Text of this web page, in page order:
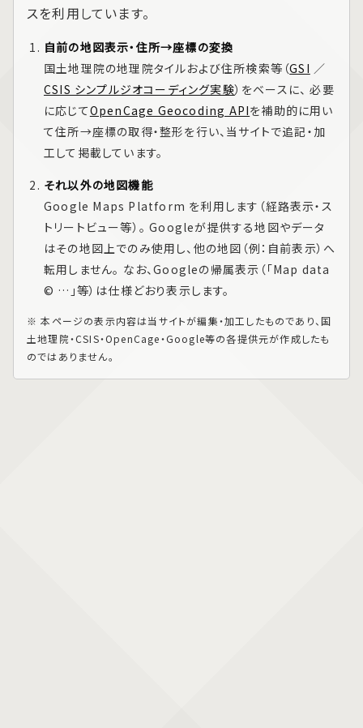
スを利用しています。
自前の地図表示・住所→座標の変換
国土地理院の地理院タイルおよび住所検索等（GSI ／
CSIS シンプルジオコーディング実験）をベースに、 必要
に応じてOpenCage Geocoding APIを補助的に用い
て住所→座標の取得・整形を行い、当サイトで追記・加
工して掲載しています。
それ以外の地図機能
Google Maps Platform を利用します（経路表示・ス
トリートビュー等）。 Googleが提供する地図やデータ
はその地図上でのみ使用し、他の地図（例：自前表示）へ
転用しません。 なお、Googleの帰属表示（「Map data
© …」等）は仕様どおり表示します。
※ 本ページの表示内容は当サイトが編集・加工したものであり、国
土地理院・CSIS・OpenCage・Google等の各提供元が作成したも
のではありません。